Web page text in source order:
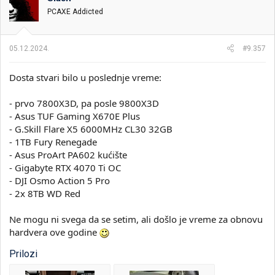
v
a
n
:
PCAXE Addicted
05.12.2024. #9.357
Dosta stvari bilo u poslednje vreme:
- prvo 7800X3D, pa posle 9800X3D
- Asus TUF Gaming X670E Plus
- G.Skill Flare X5 6000MHz CL30 32GB
- 1TB Fury Renegade
- Asus ProArt PA602 kućište
- Gigabyte RTX 4070 Ti OC
- DJI Osmo Action 5 Pro
- 2x 8TB WD Red
Ne mogu ni svega da se setim, ali došlo je vreme za obnovu
hardvera ove godine
Prilozi